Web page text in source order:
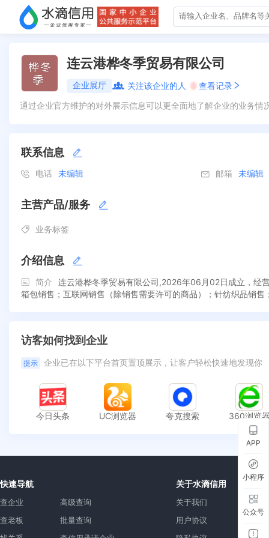
连云港桦冬季贸易有限公司
企业展厅 关注该企业的人 0 查看记录
通过企业官方维护的对外展示信息可以更全面地了解企业的业务
联系信息
电话 未编辑 邮箱 未编辑
主营产品/服务
业务标签
介绍信息
简介
连云港桦冬季贸易有限公司,2026年06月02日成立，经
箱包销售；互联网销售（除销售需要许可的商品）；针纺织品销
访客如何找到企业
提示 企业已在以下平台首页置顶展示，让客户轻松快速地发现你
今日头条 UC浏览器 夸克搜索 360浏览
快速导航
查企业
查老板
高级查询
批量查询
关于水滴信用
关于我们
用户协议
APP
小程序
公众号